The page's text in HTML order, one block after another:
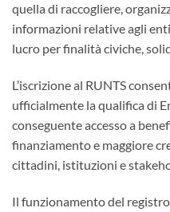
quella di raccogliere,
informazioni relative agli
lucro per finalità civiche,
L’iscrizione al RUNTS
ufficialmente la qualifica di
conseguente accesso a
finanziamento e maggiore
cittadini, istituzioni e
Il funzionamento del